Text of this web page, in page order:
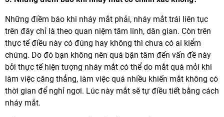
Những điềm báo khi nháy mắt phải, nháy mắt trái liên tục
trên đây chỉ là theo quan niệm tâm linh, dân gian. Còn trên
thực tế điều này có đúng hay không thì chưa có ai kiểm
chứng. Do đó bạn không nên quá bận tâm đến vấn đề này
bởi thực tế hiện tượng nháy mắt có thể do mắt quá mỏi khi
làm việc căng thẳng, làm việc quá nhiều khiến mắt không có
thời gian để nghỉ ngơi. Lúc này mắt sẽ tự điều tiết bằng cách
nháy mắt.